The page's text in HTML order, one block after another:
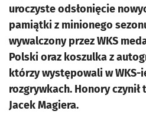
uroczyste odsłonięcie
pamiątki z minionego
wywalczony przez WKS
Polski oraz koszulka z
którzy występowali w
rozgrywkach. Honory
Jacek Magiera.